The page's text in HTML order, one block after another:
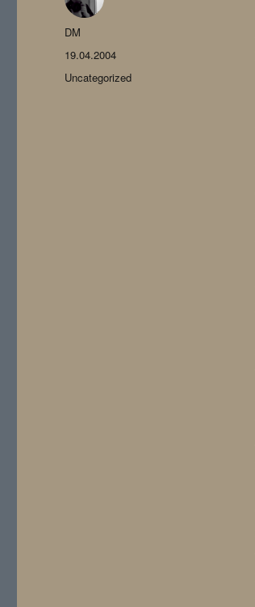
Автор
DM
Опубликовано
19.04.2004
Рубрики
Uncategorized